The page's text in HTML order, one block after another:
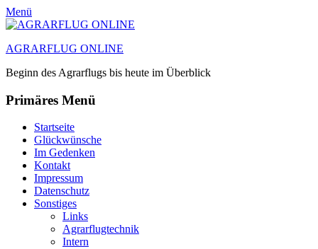
Menü
AGRARFLUG ONLINE
Beginn des Agrarflugs bis heute im Überblick
Primäres Menü
Zum
Inhalt
springen
Startseite
Glückwünsche
Im Gedenken
Kontakt
Impressum
Datenschutz
Sonstiges
Links
Agrarflugtechnik
Intern